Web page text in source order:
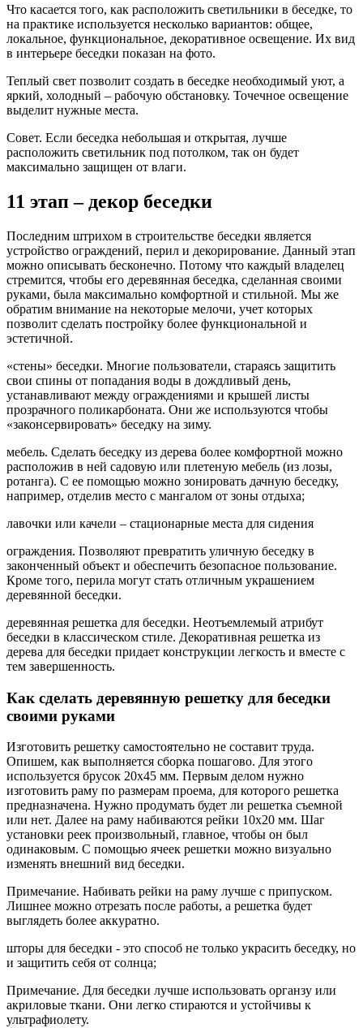
Что касается того, как расположить светильники в беседке, то
на практике используется несколько вариантов: общее,
локальное, функциональное, декоративное освещение. Их вид
в интерьере беседки показан на фото.
Теплый свет позволит создать в беседке необходимый уют, а
яркий, холодный – рабочую обстановку. Точечное освещение
выделит нужные места.
Совет. Если беседка небольшая и открытая, лучше
расположить светильник под потолком, так он будет
максимально защищен от влаги.
11 этап – декор беседки
Последним штрихом в строительстве беседки является
устройство ограждений, перил и декорирование. Данный этап
можно описывать бесконечно. Потому что каждый владелец
стремится, чтобы его деревянная беседка, сделанная своими
руками, была максимально комфортной и стильной. Мы же
обратим внимание на некоторые мелочи, учет которых
позволит сделать постройку более функциональной и
эстетичной.
«стены» беседки. Многие пользователи, стараясь защитить
свои спины от попадания воды в дождливый день,
устанавливают между ограждениями и крышей листы
прозрачного поликарбоната. Они же используются чтобы
«законсервировать» беседку на зиму.
мебель. Сделать беседку из дерева более комфортной можно
расположив в ней садовую или плетеную мебель (из лозы,
ротанга). С ее помощью можно зонировать дачную беседку,
например, отделив место с мангалом от зоны отдыха;
лавочки или качели – стационарные места для сидения
ограждения. Позволяют превратить уличную беседку в
законченный объект и обеспечить безопасное пользование.
Кроме того, перила могут стать отличным украшением
деревянной беседки.
деревянная решетка для беседки. Неотъемлемый атрибут
беседки в классическом стиле. Декоративная решетка из
дерева для беседки придает конструкции легкость и вместе с
тем завершенность.
Как сделать деревянную решетку для беседки
своими руками
Изготовить решетку самостоятельно не составит труда.
Опишем, как выполняется сборка пошагово. Для этого
используется брусок 20х45 мм. Первым делом нужно
изготовить раму по размерам проема, для которого решетка
предназначена. Нужно продумать будет ли решетка съемной
или нет. Далее на раму набиваются рейки 10х20 мм. Шаг
установки реек произвольный, главное, чтобы он был
одинаковым. С помощью ячеек решетки можно визуально
изменять внешний вид беседки.
Примечание. Набивать рейки на раму лучше с припуском.
Лишнее можно отрезать после работы, а решетка будет
выглядеть более аккуратно.
шторы для беседки - это способ не только украсить беседку, но
и защитить себя от солнца;
Примечание. Для беседки лучше использовать органзу или
акриловые ткани. Они легко стираются и устойчивы к
ультрафиолету.